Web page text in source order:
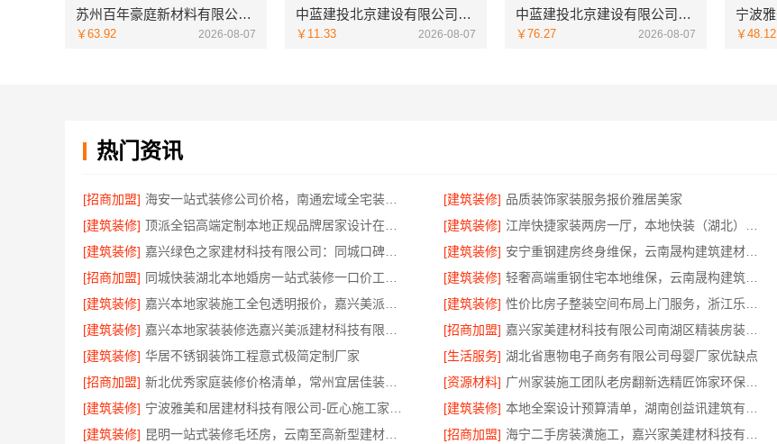
苏州百年豪庭新材料有限公司 靠谱家装拎包入住
￥63.92 2026-08-07
中蓝建投北京建设有限公司四川高端重钢别墅优选指南
￥11.33 2026-08-07
中蓝建投北京建设有限公司四川热门重钢别墅价格参考
￥76.27 2026-08-07 ￥48.12
热门资讯
[招商加盟] [建筑装修] 品质装饰家装服务报价雅居美家
[建筑装修]
[建筑装修]
[建筑装修]
[建筑装修]
[招商加盟]
[建筑装修]
[建筑装修]
[建筑装修]
[建筑装修]
[招商加盟]
[建筑装修] 华居不锈钢装饰工程意式极简定制厂家 [生活服务] 湖北省惠物电子商务有限公司母婴厂家优缺点
[招商加盟]
[资源材料]
[建筑装修]
[建筑装修]
[建筑装修]
[招商加盟]